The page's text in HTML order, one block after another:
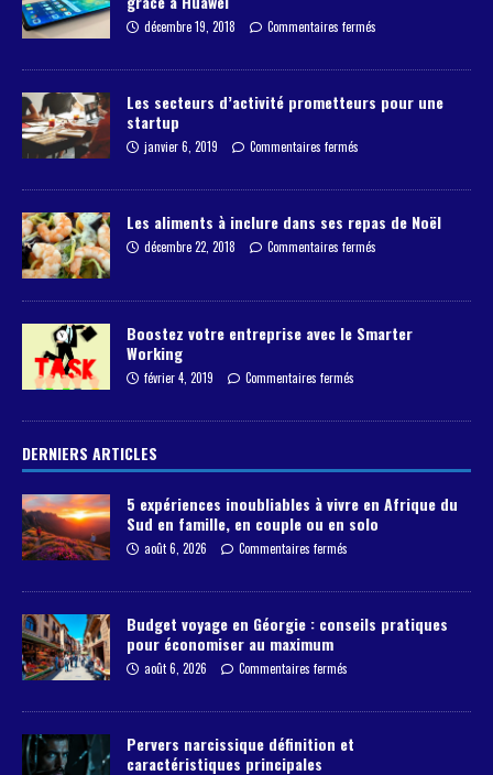
décembre 19, 2018 Commentaires fermés
Les secteurs d’activité prometteurs pour une
startup
janvier 6, 2019 Commentaires fermés
Les aliments à inclure dans ses repas de Noël
décembre 22, 2018 Commentaires fermés
Boostez votre entreprise avec le Smarter
Working
février 4, 2019 Commentaires fermés
DERNIERS ARTICLES
5 expériences inoubliables à vivre en Afrique du
Sud en famille, en couple ou en solo
août 6, 2026 Commentaires fermés
Budget voyage en Géorgie : conseils pratiques
pour économiser au maximum
août 6, 2026 Commentaires fermés
Pervers narcissique définition et
caractéristiques principales